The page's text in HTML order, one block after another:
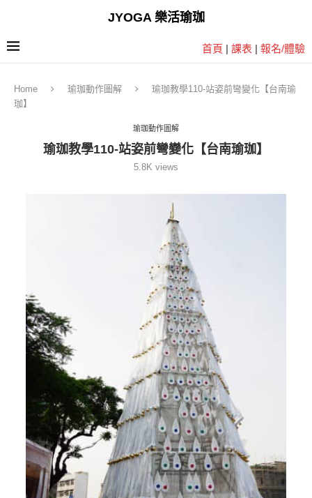
JYOGA 樂活瑜珈
首頁 | 課表 | 報名/體驗
Home 瑜珈動作圖解
瑜珈教學110-站姿前彎變化【台南瑜
珈】
瑜珈動作圖解
瑜珈教學110-站姿前彎變化【台南瑜珈】
5.8K views